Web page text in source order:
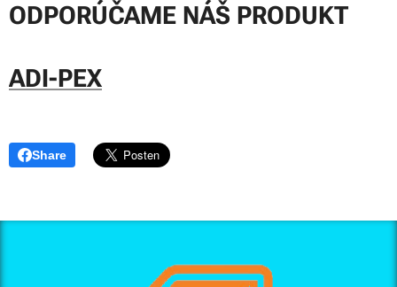
ODPORÚČAME NÁŠ PRODUKT
ADI-PEX
Share